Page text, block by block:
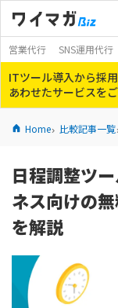
営業代行 SNS運用代行
ITツール導入から採
あわせたサービスをご
Home 比較記事一覧
日程調整ツ
ネス向けの
を解説